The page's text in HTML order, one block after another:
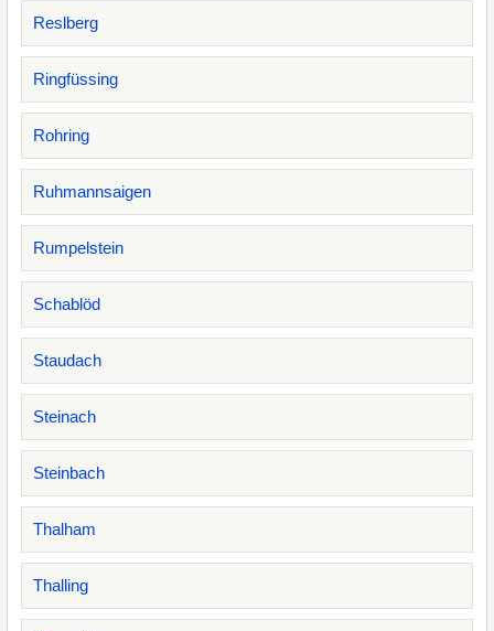
Reslberg
Ringfüssing
Rohring
Ruhmannsaigen
Rumpelstein
Schablöd
Staudach
Steinach
Steinbach
Thalham
Thalling